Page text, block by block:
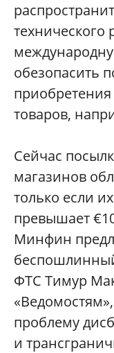
технического
обезопасить
товаров,
Сейчас
магазинов
только если
превышает
Минфин
ФТС Тимур
проблему
и